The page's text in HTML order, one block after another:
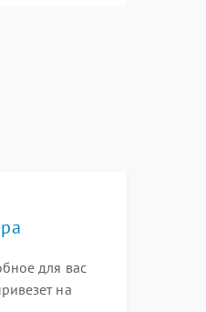
для вас
на